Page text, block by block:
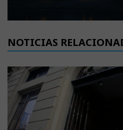
NOTICIAS